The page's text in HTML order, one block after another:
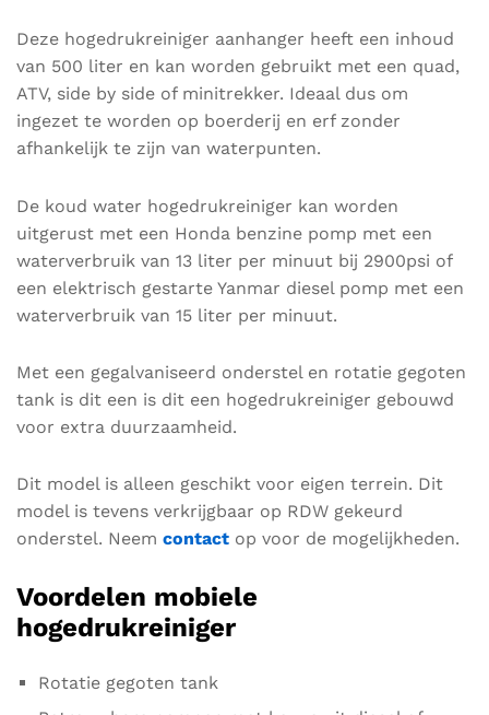
Deze hogedrukreiniger aanhanger heeft een inhoud
van 500 liter en kan worden gebruikt met een quad,
ATV, side by side of minitrekker. Ideaal dus om
ingezet te worden op boerderij en erf zonder
afhankelijk te zijn van waterpunten.
De koud water hogedrukreiniger kan worden
uitgerust met een Honda benzine pomp met een
waterverbruik van 13 liter per minuut bij 2900psi of
een elektrisch gestarte Yanmar diesel pomp met een
waterverbruik van 15 liter per minuut.
Met een gegalvaniseerd onderstel en rotatie gegoten
tank is dit een is dit een hogedrukreiniger gebouwd
voor extra duurzaamheid.
Dit model is alleen geschikt voor eigen terrein. Dit
model is tevens verkrijgbaar op RDW gekeurd
onderstel. Neem contact op voor de mogelijkheden.
Voordelen mobiele
hogedrukreiniger
Rotatie gegoten tank